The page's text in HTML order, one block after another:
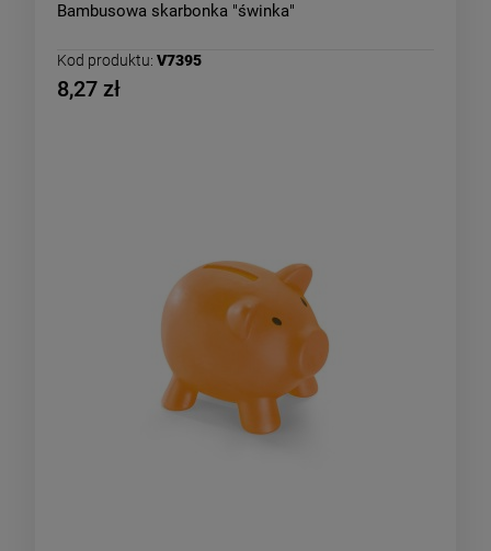
Bambusowa skarbonka "świnka"
Kod produktu: V7395
8,27 zł